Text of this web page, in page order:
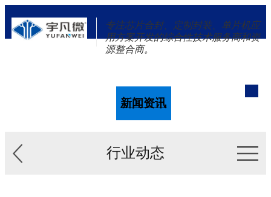
专注芯片合封、定制封装、单片机应
用方案开发的综合性技术服务商和资
源整合商。
新闻资讯
行业动态